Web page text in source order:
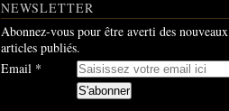
NEWSLETTER
Abonnez-vous pour être averti des nouveaux
articles publiés.
Email